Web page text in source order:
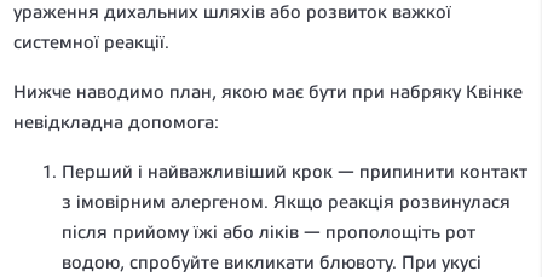
ураження дихальних шляхів або розвиток важкої
системної реакції.
Нижче наводимо план, якою має бути при набряку Квінке
невідкладна допомога:
Перший і найважливіший крок — припинити контакт
з імовірним алергеном. Якщо реакція розвинулася
після прийому їжі або ліків — прополощіть рот
водою, спробуйте викликати блювоту. При укусі